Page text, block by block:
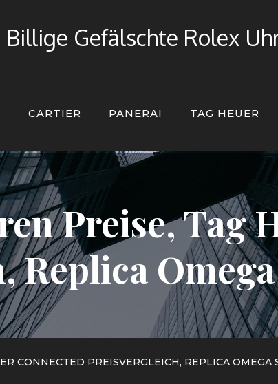
Gefälschte Rolex
CARTIER PANERAI TAG HEUER
Preise, Tag
Replica
CONNECTED PREISVERGLEICH, REPLICA OMEGA